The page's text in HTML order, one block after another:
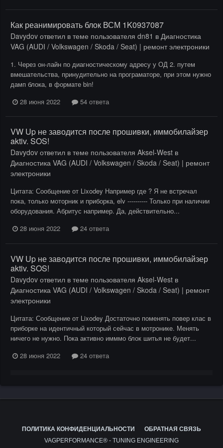
Как реанимировать блок ВСМ 1K0937087
Davydov ответил в теме пользователя dn81 в Диагностика
VAG (AUDI / Volkswagen / Skoda / Seat) | ремонт электроники
1. Через он-лайн по диагностическому адресу у ОД 2. путем
вмешательства, принудительно на програматоре, при этом нужно
дамп блока, в формате bin!
28 июня 2022
54 ответа
VW Up не заводится после прошивки, иммобилайзер
aktiv. SOS!
Davydov ответил в теме пользователя Aksel-West в
Диагностика VAG (AUDI / Volkswagen / Skoda / Seat) | ремонт
электроники
Цитата: Сообщение от Lixodey Например где ? Я не встречал
пока, только моторник и приборка, elv ---------- Только при наличии
оборудования. Абритус например. Да, действительно...
28 июня 2022
24 ответа
VW Up не заводится после прошивки, иммобилайзер
aktiv. SOS!
Davydov ответил в теме пользователя Aksel-West в
Диагностика VAG (AUDI / Volkswagen / Skoda / Seat) | ремонт
электроники
Цитата: Сообщение от Lixodey Достаточно поменять повер клас в
приборке на идентичный который сейчас в мотронике. Менять
ничего не нужно. Пока активно имммо блок шитья не будет...
28 июня 2022
24 ответа
ПОЛИТИКА КОНФИДЕНЦИАЛЬНОСТИ
ОБРАТНАЯ СВЯЗЬ
VAGPERFORMANCE® - TUNING ENGINEERING